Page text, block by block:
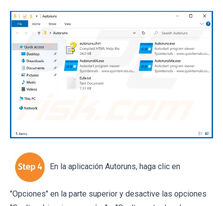
En la aplicación Autoruns, haga clic en
"Opciones" en la parte superior y desactive las opciones